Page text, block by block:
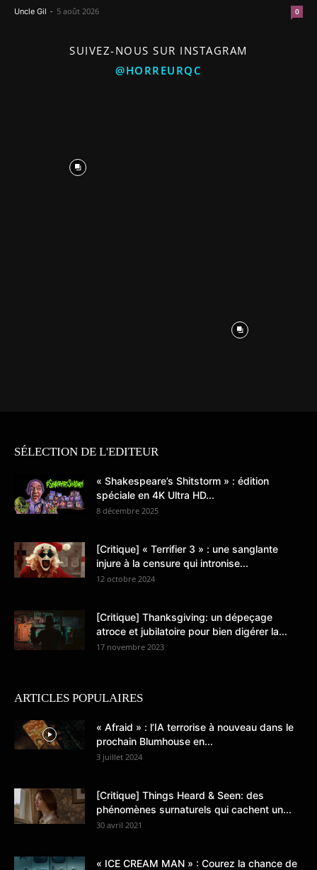
Uncle Gil - 5 août 2026 0
SUIVEZ-NOUS SUR INSTAGRAM
@HORREURQC
SÉLECTION DE L'EDITEUR
« Shakespeare’s Shitstorm » : édition
spéciale en 4K Ultra HD...
8 décembre 2025
[Critique] « Terrifier 3 » : une sanglante
injure à la censure qui intronise...
12 octobre 2024
[Critique] Thanksgiving: un dépeçage
atroce et jubilatoire pour bien digérer la...
17 novembre 2023
ARTICLES POPULAIRES
« Afraid » : l’IA terrorise à nouveau dans le
prochain Blumhouse en...
3 juillet 2024
[Critique] Things Heard & Seen: des
phénomènes surnaturels qui cachent un...
30 avril 2021
« ICE CREAM MAN » : Courez la chance de